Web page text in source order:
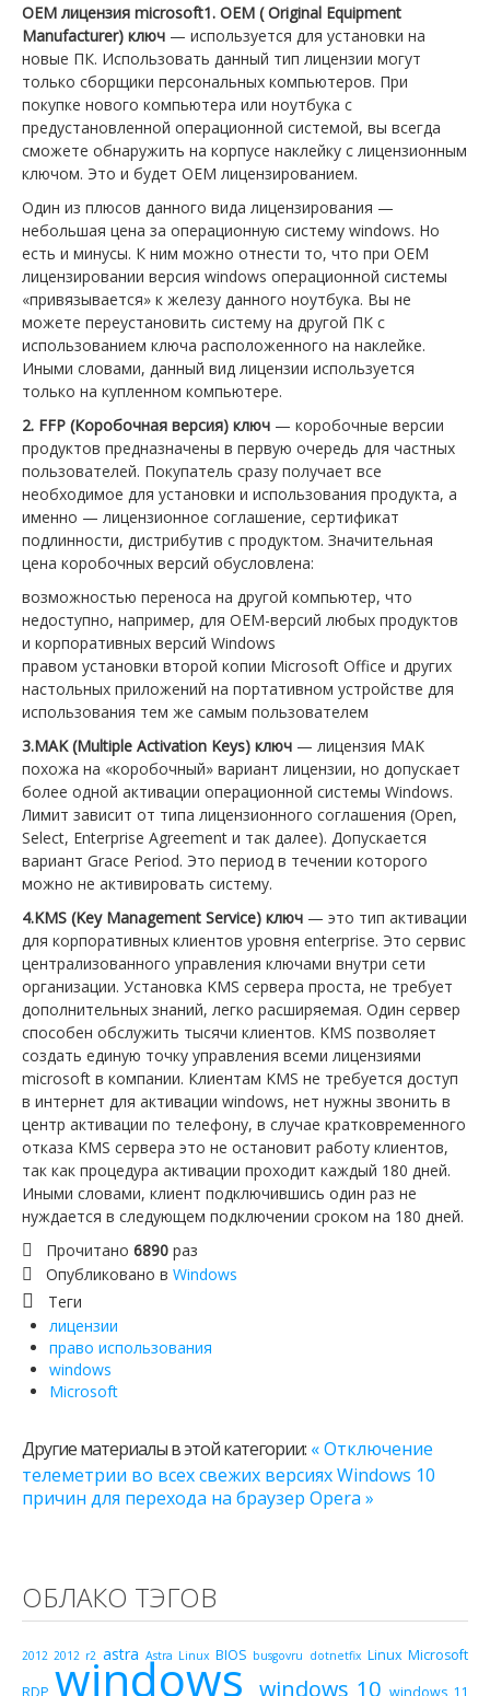
OEM лицензия microsoft1. OEM ( Original Equipment
Manufacturer) ключ — используется для установки на
новые ПК. Использовать данный тип лицензии могут
только сборщики персональных компьютеров. При
покупке нового компьютера или ноутбука с
предустановленной операционной системой, вы всегда
сможете обнаружить на корпусе наклейку с лицензионным
ключом. Это и будет OEM лицензированием.
Один из плюсов данного вида лицензирования —
небольшая цена за операционную систему windows. Но
есть и минусы. К ним можно отнести то, что при OEM
лицензировании версия windows операционной системы
«привязывается» к железу данного ноутбука. Вы не
можете переустановить систему на другой ПК с
использованием ключа расположенного на наклейке.
Иными словами, данный вид лицензии используется
только на купленном компьютере.
2. FFP (Коробочная версия) ключ — коробочные версии
продуктов предназначены в первую очередь для частных
пользователей. Покупатель сразу получает все
необходимое для установки и использования продукта, а
именно — лицензионное соглашение, сертификат
подлинности, дистрибутив с продуктом. Значительная
цена коробочных версий обусловлена:
возможностью переноса на другой компьютер, что
недоступно, например, для OEM-версий любых продуктов
и корпоративных версий Windows
правом установки второй копии Microsoft Office и других
настольных приложений на портативном устройстве для
использования тем же самым пользователем
3.MAK (Multiple Activation Keys) ключ — лицензия MAK
похожа на «коробочный» вариант лицензии, но допускает
более одной активации операционной системы Windows.
Лимит зависит от типа лицензионного соглашения (Open,
Select, Enterprise Agreement и так далее). Допускается
вариант Grace Period. Это период в течении которого
можно не активировать систему.
4.KMS (Key Management Service) ключ — это тип активации
для корпоративных клиентов уровня enterprise. Это сервис
централизованного управления ключами внутри сети
организации. Установка KMS сервера проста, не требует
дополнительных знаний, легко расширяемая. Один сервер
способен обслужить тысячи клиентов. KMS позволяет
создать единую точку управления всеми лицензиями
microsoft в компании. Клиентам KMS не требуется доступ
в интернет для активации windows, нет нужны звонить в
центр активации по телефону, в случае кратковременного
отказа KMS сервера это не остановит работу клиентов,
так как процедура активации проходит каждый 180 дней.
Иными словами, клиент подключившись один раз не
нуждается в следующем подключении сроком на 180 дней.
Прочитано 6890 раз
Опубликовано в Windows
Теги
лицензии
право использования
windows
Microsoft
Другие материалы в этой категории: « Отключение
телеметрии во всех свежих версиях Windows 10
причин для перехода на браузер Opera »
ОБЛАКО ТЭГОВ
2012 2012 r2 astra Astra LinuxBIOS busgovru dotnetfix LinuxMicrosoft
RDP windowswindows 10 windows 11